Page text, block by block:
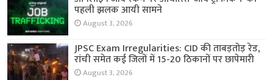
पहली झलक आयी सामने
August 3, 2026
JPSC Exam Irregularities: CID की ताबड़तोड़ रेड,
रांची समेत कई जिलों में 15-20 ठिकानों पर छापेमारी
August 3, 2026